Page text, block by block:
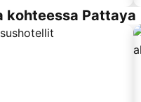
kohteessa Pattaya